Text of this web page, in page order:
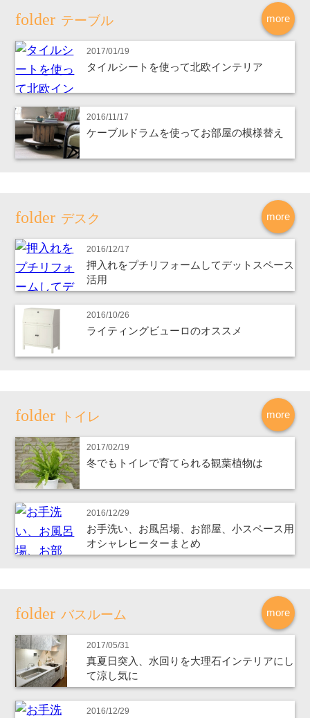
more
テーブル
2017/01/19
タイルシートを使って北欧インテリア
2016/11/17
ケーブルドラムを使ってお部屋の模様替え
more
デスク
2016/12/17
押入れをプチリフォームしてデットスペース
活用
2016/10/26
ライティングビューロのオススメ
more
トイレ
2017/02/19
冬でもトイレで育てられる観葉植物は
2016/12/29
お手洗い、お風呂場、お部屋、小スペース用
オシャレヒーターまとめ
more
バスルーム
2017/05/31
真夏日突入、水回りを大理石インテリアにし
て涼し気に
2016/12/29